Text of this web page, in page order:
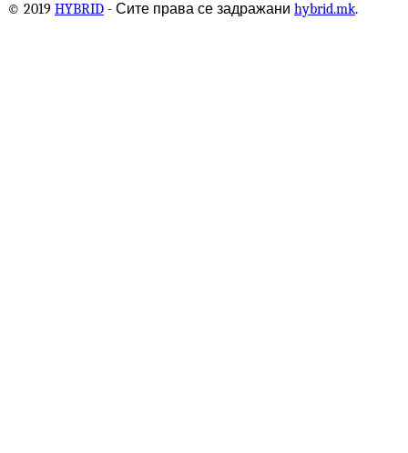
© 2019 HYBRID - Сите права се задражани hybrid.mk.